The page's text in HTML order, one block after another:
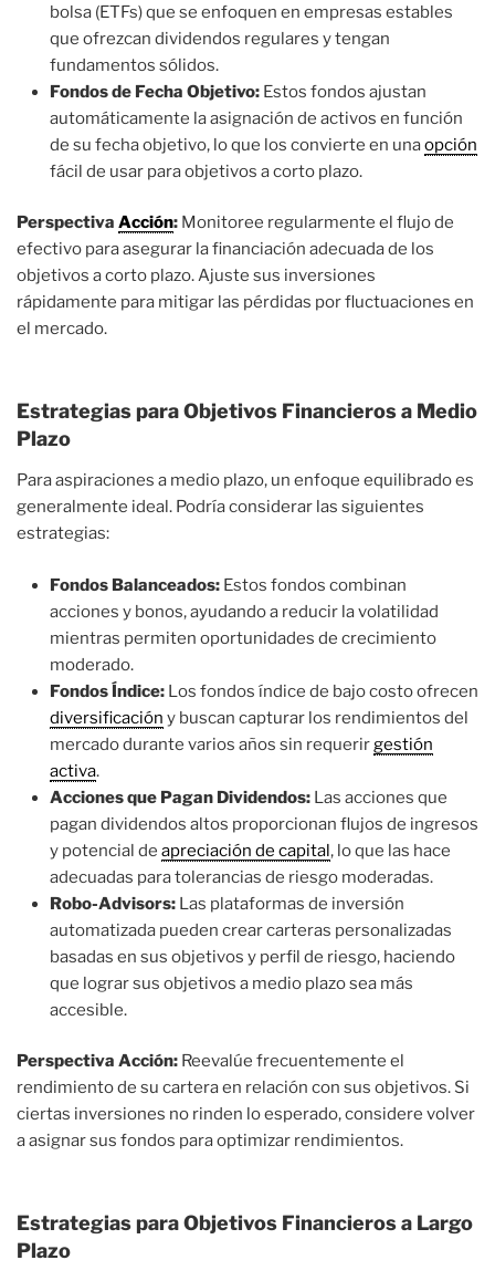
bolsa (ETFs) que se enfoquen en empresas estables
que ofrezcan dividendos regulares y tengan
fundamentos sólidos.
Fondos de Fecha Objetivo: Estos fondos ajustan
automáticamente la asignación de activos en función
de su fecha objetivo, lo que los convierte en unaopción
fácil de usar para objetivos a corto plazo.
Perspectiva Acción: Monitoree regularmente el flujo de
efectivo para asegurar la financiación adecuada de los
objetivos a corto plazo. Ajuste sus inversiones
rápidamente para mitigar las pérdidas por fluctuaciones en
el mercado.
Estrategias para Objetivos Financieros a Medio
Plazo
Para aspiraciones a medio plazo, un enfoque equilibrado es
generalmente ideal. Podría considerar las siguientes
estrategias:
Fondos Balanceados: Estos fondos combinan
acciones y bonos, ayudando a reducir la volatilidad
mientras permiten oportunidades de crecimiento
moderado.
Fondos Índice: Los fondos índice de bajo costo ofrecen
diversificación y buscan capturar los rendimientos del
mercado durante varios años sin requerirgestión
activa.
Acciones que Pagan Dividendos: Las acciones que
pagan dividendos altos proporcionan flujos de ingresos
y potencial de apreciación de capital, lo que las hace
adecuadas para tolerancias de riesgo moderadas.
Robo-Advisors: Las plataformas de inversión
automatizada pueden crear carteras personalizadas
basadas en sus objetivos y perfil de riesgo, haciendo
que lograr sus objetivos a medio plazo sea más
accesible.
Perspectiva Acción: Reevalúe frecuentemente el
rendimiento de su cartera en relación con sus objetivos. Si
ciertas inversiones no rinden lo esperado, considere volver
a asignar sus fondos para optimizar rendimientos.
Estrategias para Objetivos Financieros a Largo
Plazo